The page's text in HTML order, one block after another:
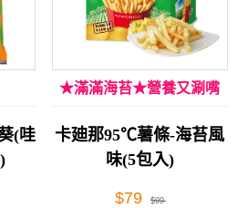
(哇
★滿滿海苔★營養又涮嘴
卡廸那95℃薯條-海苔風
味(5包入)
$79 $99